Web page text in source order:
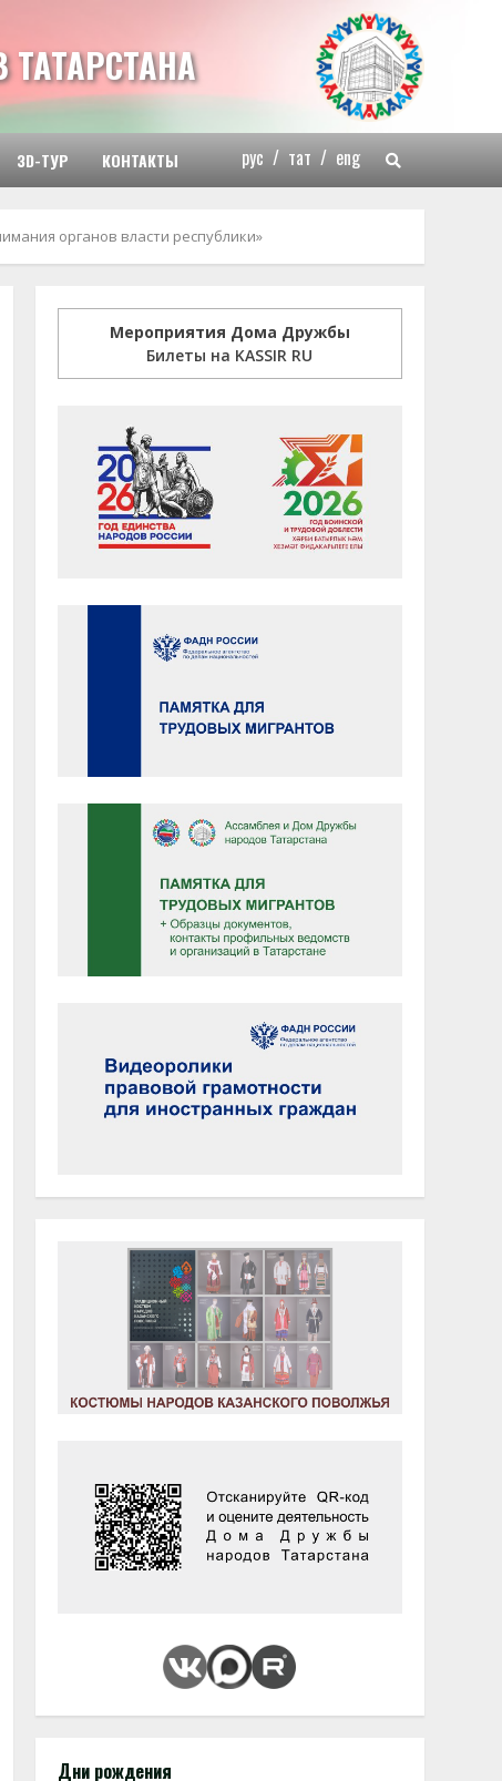
3D-ТУР КОНТАКТЫ рус / тат / eng
органов власти республики»
Мероприятия Дома Дружбы
Билеты на KASSIR RU
Дни рождения